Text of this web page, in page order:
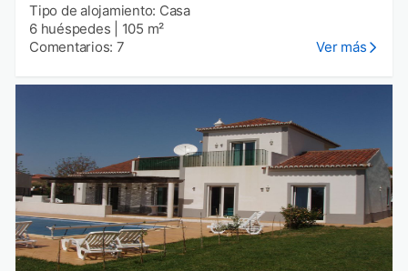
Tipo de alojamiento: Casa
6 huéspedes
105 m²
Comentarios: 7
Ver más